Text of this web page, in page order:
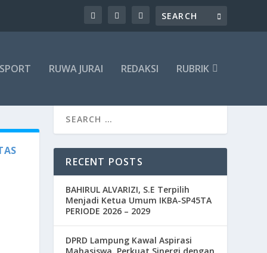
SPORT RUWA JURAI REDAKSI RUBRIK
RECENT POSTS
BAHIRUL ALVARIZI, S.E Terpilih
Menjadi Ketua Umum IKBA-SP45TA
PERIODE 2026 – 2029
DPRD Lampung Kawal Aspirasi